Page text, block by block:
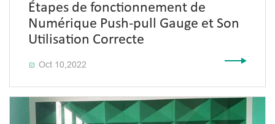
Étapes de fonctionnement de
Numérique Push-pull Gauge et Son
Utilisation Correcte
 Oct 10,2022